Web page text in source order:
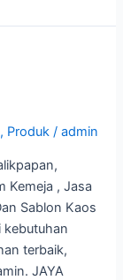
, Produk /admin
Kemeja , Jasa
Sablon Kaos
kebutuhan
terbaik,
JAYA